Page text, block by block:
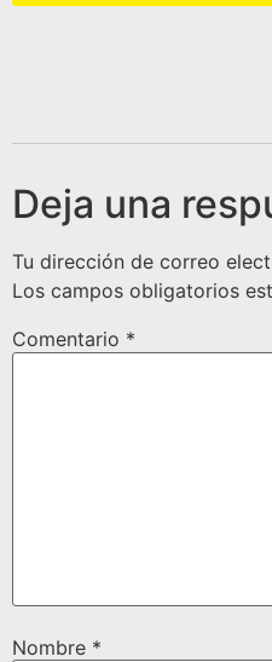
Deja una
Tu dirección de correo
Los campos obligatorios
Comentario *
Nombre *